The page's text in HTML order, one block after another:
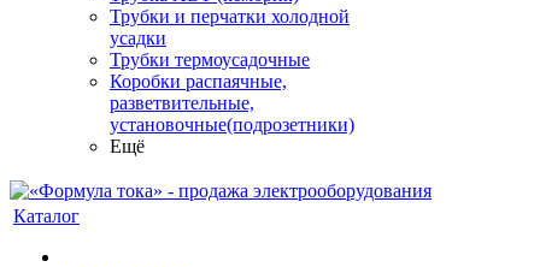
Трубки и перчатки холодной
усадки
Трубки термоусадочные
Коробки распаячные,
разветвительные,
установочные(подрозетники)
Ещё
Каталог